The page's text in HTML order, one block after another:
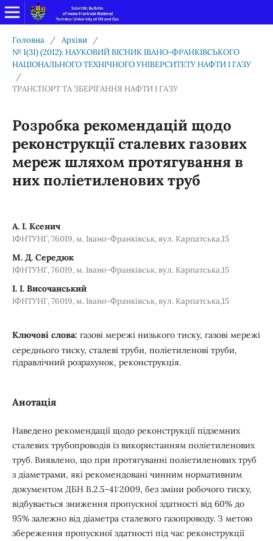
Головна / Архіви
/
№ 1(31) (2012): НАУКОВИЙ ВІСНИК ІВАНО-ФРАНКІВСЬКОГО
НАЦІОНАЛЬНОГО ТЕХНІЧНОГО УНІВЕРСИТЕТУ НАФТИ І ГАЗУ
/
ТРАНСПОРТ ТА ЗБЕРІГАННЯ НАФТИ І ГАЗУ
Розробка рекомендацій щодо
реконструкції сталевих газових
мереж шляхом протягування в
них поліетиленових труб
А. І. Ксенич
ІФНТУНГ, 76019, м. Івано-Франківськ, вул. Карпатська,15
М. Д. Середюк
ІФНТУНГ, 76019, м. Івано-Франківськ, вул. Карпатська,15
І. І. Височанський
ІФНТУНГ, 76019, м. Івано-Франківськ, вул. Карпатська,15
Ключові слова: газові мережі низького тиску, газові мережі
середнього тиску, сталеві труби, поліетиленові труби,
гідравлічний розрахунок, реконструкція.
Анотація
Наведено рекомендації щодо реконструкції підземних
сталевих трубопроводів із використанням поліетиленових
труб. Виявлено, що при протягуванні поліетиленових труб
з діаметрами, які рекомендовані чинним нормативним
документом ДБН В.2.5-41:2009, без зміни робочого тиску,
відбувається зниження пропускної здатності від 60% до
95% залежно від діаметра сталевого газопроводу. З метою
збереження пропускної здатності під час реконструкції